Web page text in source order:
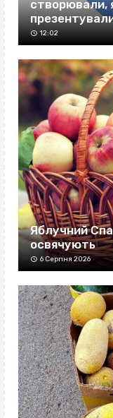
створювали,
12:02
Яблучний
освячують
6 Серпня 2026